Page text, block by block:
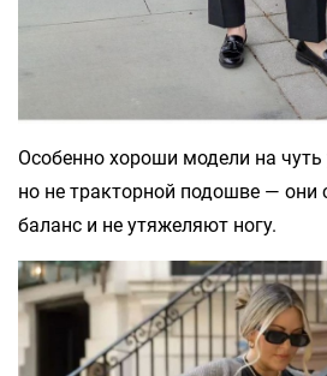
Особенно хороши модели на
но не тракторной подошве —
баланс и не утяжеляют ногу.